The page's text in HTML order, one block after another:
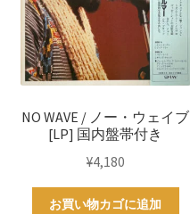
NO WAVE / ノー・ウェイブ
[LP] 国内盤帯付き
¥4,180
お買い物カゴに追加